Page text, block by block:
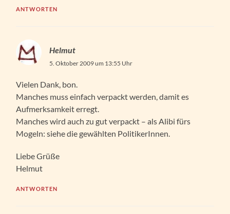
ANTWORTEN
Helmut
5. Oktober 2009 um 13:55 Uhr
Vielen Dank, bon.
Manches muss einfach verpackt werden, damit es
Aufmerksamkeit erregt.
Manches wird auch zu gut verpackt – als Alibi fürs
Mogeln: siehe die gewählten PolitikerInnen.
Liebe Grüße
Helmut
ANTWORTEN